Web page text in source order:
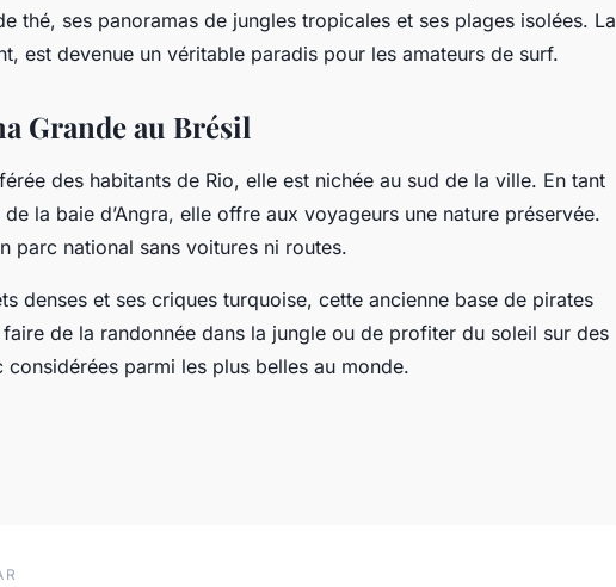
thé, ses panoramas de jungles tropicales et ses plages isolées. La
est devenue un véritable paradis pour les amateurs de surf.
Grande au Brésil
des habitants de Rio, elle est nichée au sud de la ville. En tant
la baie d’Angra, elle offre aux voyageurs une nature préservée.
parc national sans voitures ni routes.
denses et ses criques turquoise, cette ancienne base de pirates
de la randonnée dans la jungle ou de profiter du soleil sur des
considérées parmi les plus belles au monde.